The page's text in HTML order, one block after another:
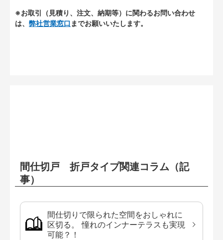
※お取引（見積り、注文、納期等）に関わるお問い合わせ
は、 弊社営業窓口 までお願いいたします。
間仕切戸 折戸タイプ関連コラム（記
事）
間仕切りで限られた空間をおしゃれに
区切る。 憧れのインナーテラスも実現
可能？！